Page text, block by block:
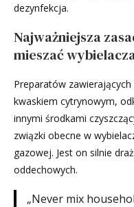
dezynfekcja.
Najważniejsza
mieszać
Preparatów
kwaskiem cytrynowym,
innymi środkami
związki obecne w
gazowej. Jest on silnie
oddechowych.
„Never mix